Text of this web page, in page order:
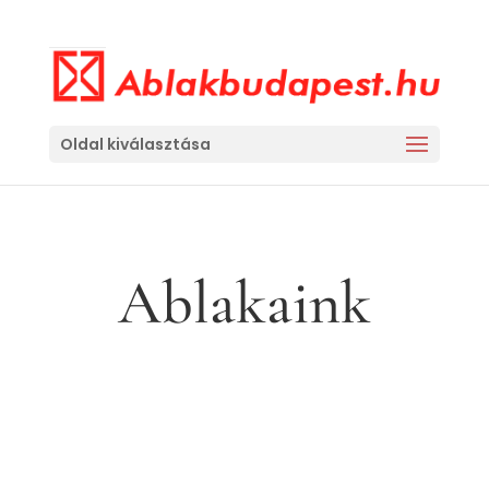
Oldal kiválasztása
Ablakaink